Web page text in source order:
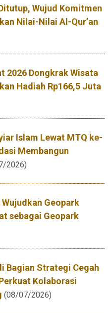
Wujud Komitmen
Nilai-Nilai Al-Qur’an
2026 Dongkrak Wisata
Hadiah Rp166,5 Juta
Islam Lewat MTQ ke-
Membangun
2026)
Geopark
sebagai Geopark
Bagian Strategi Cegah
Kolaborasi
(08/07/2026)